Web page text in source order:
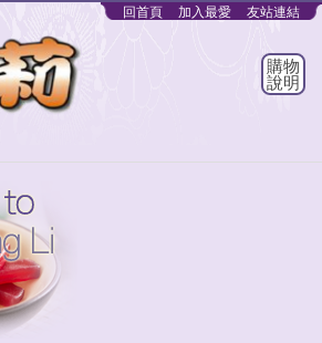
購物
說明
回首頁 加入最愛 友站連結